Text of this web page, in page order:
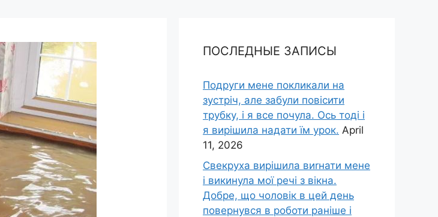
ПОСЛЕДНЫЕ ЗАПИСЫ
Подруги мене покликали на
зустріч, але забули повісити
трубку, і я все почула. Ось тоді і
я вирішила надати їм урок. April
11, 2026
Свекруха вирішила виrнати мене
і викинула мої речі з вікна.
Добре, що чоловік в цей день
повернувся в роботи раніше і